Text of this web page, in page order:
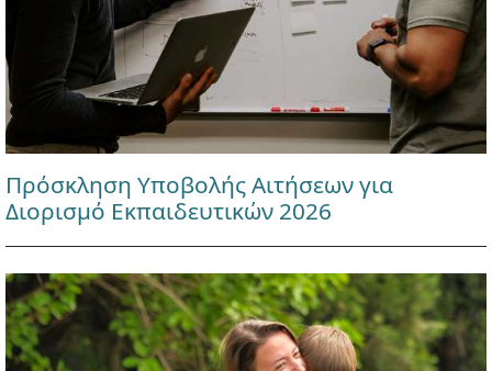
Πρόσκληση Υποβολής Αιτήσεων για
Διορισμό Εκπαιδευτικών 2026